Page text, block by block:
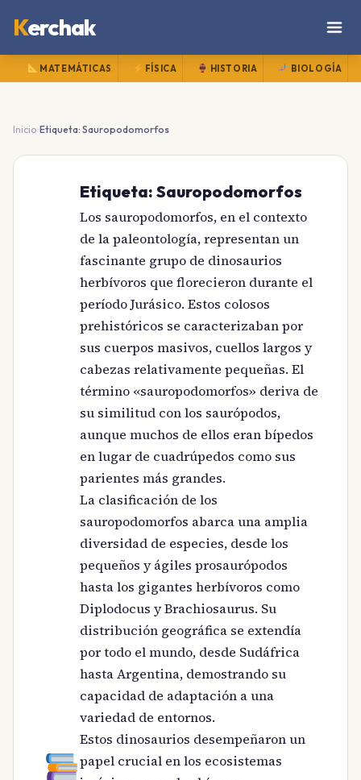
Kerchak
MATEMÁTICAS FÍSICA HISTORIA BIOLOGÍA
Inicio›Etiqueta: Sauropodomorfos
Etiqueta: Sauropodomorfos
Los sauropodomorfos, en el contexto
de la paleontología, representan un
fascinante grupo de dinosaurios
herbívoros que florecieron durante el
período Jurásico. Estos colosos
prehistóricos se caracterizaban por
sus cuerpos masivos, cuellos largos y
cabezas relativamente pequeñas. El
término «sauropodomorfos» deriva de
su similitud con los saurópodos,
aunque muchos de ellos eran bípedos
en lugar de cuadrúpedos como sus
parientes más grandes.
La clasificación de los
sauropodomorfos abarca una amplia
diversidad de especies, desde los
pequeños y ágiles prosaurópodos
hasta los gigantes herbívoros como
Diplodocus y Brachiosaurus. Su
distribución geográfica se extendía
por todo el mundo, desde Sudáfrica
hasta Argentina, demostrando su
capacidad de adaptación a una
variedad de entornos.
Estos dinosaurios desempeñaron un
papel crucial en los ecosistemas